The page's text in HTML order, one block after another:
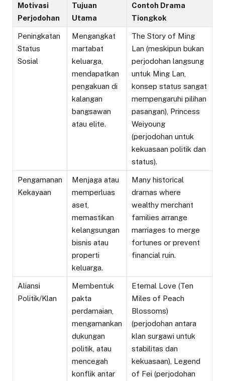
Motivasi
Perjodohan
Tujuan
Utama
Contoh Drama
Tiongkok
Peningkatan
Status
Sosial
Mengangkat
martabat
keluarga,
mendapatkan
pengakuan di
kalangan
bangsawan
atau elite.
The Story of Ming
Lan (meskipun bukan
perjodohan langsung
untuk Ming Lan,
konsep status sangat
mempengaruhi pilihan
pasangan), Princess
Weiyoung
(perjodohan untuk
kekuasaan politik dan
status).
Pengamanan
Kekayaan
Menjaga atau
memperluas
aset,
memastikan
kelangsungan
bisnis atau
properti
keluarga.
Many historical
dramas where
wealthy merchant
families arrange
marriages to merge
fortunes or prevent
financial ruin.
Aliansi
Politik/Klan
Membentuk
pakta
perdamaian,
mengamankan
dukungan
politik, atau
mencegah
konflik antar
Eternal Love (Ten
Miles of Peach
Blossoms)
(perjodohan antara
klan surgawi untuk
stabilitas dan
kekuasaan), Legend
of Fei (perjodohan